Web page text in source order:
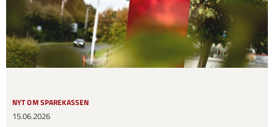
NYT OM SPAREKASSEN
15.06.2026